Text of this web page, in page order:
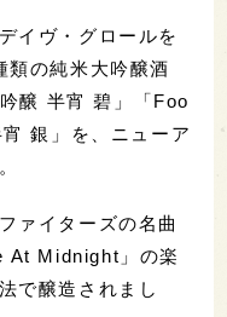
イヴ・グロールを
類の純米大吟醸酒
醸 半宵 碧」「Foo
銀」を、ニューア
ァイターズの名曲
At Midnight」の楽
で醸造されまし